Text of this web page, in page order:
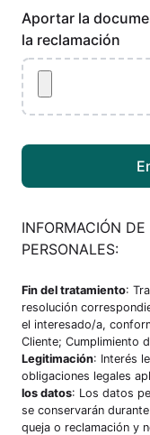
Aportar la
la reclamación
INFORMACIÓN
PERSONALES:
Fin del tratamiento:
resolución
el interesado/a,
Cliente; Cumplimiento
Legitimación: Interés
obligaciones legales
los datos: Los datos
se conservarán
queja o reclamación y